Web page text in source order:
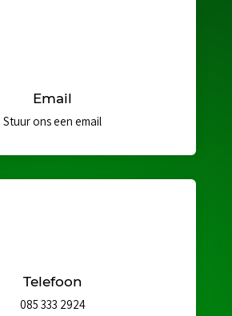
Email
Stuur ons een email
Telefoon
085 333 2924